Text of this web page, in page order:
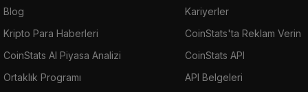
Blog
Kripto Para Haberleri
CoinStats AI Piyasa Analizi
Ortaklık Programı
Kariyerler
CoinStats'ta Reklam Verin
CoinStats API
API Belgeleri